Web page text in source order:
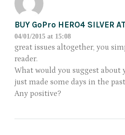
BUY GoPro HERO4 SILVER
04/01/2015 at 15:08
great issues altogether, you
reader.
What would you suggest about
just made some days in the
Any positive?